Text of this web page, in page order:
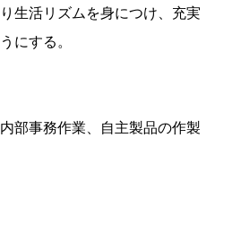
生活リズムを身につけ、充実
にする。
部事務作業、自主製品の作製